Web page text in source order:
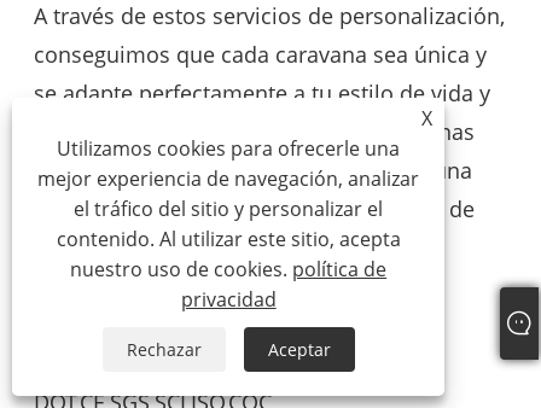
A través de estos servicios de personalización,
conseguimos que cada caravana sea única y
se adapte perfectamente a tu estilo de vida y
gustos. Al elegir una de nuestras caravanas
cuadradas de aluminio, no sólo tendrá una
casa móvil, sino también un compañero de
viaje distintivo e individual.
Certificaciones
Podemos ofrecer certificaciones de
autocaravanas cuadradas:
X
Utilizamos cookies para ofrecerle una
mejor experiencia de navegación, analizar
el tráfico del sitio y personalizar el
contenido. Al utilizar este sitio, acepta
nuestro uso de cookies. política de
privacidad
Rechazar Aceptar